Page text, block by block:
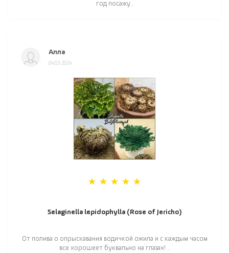
год посажу..
Алла
04.03.2024
Selaginella lepidophylla (Rose of Jericho)
От полива о опрыскавания водичкой ожила и с каждым часом
все хорошеет буквально на глазах! ..